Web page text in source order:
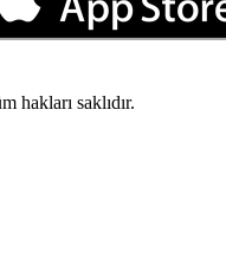
hakları saklıdır.